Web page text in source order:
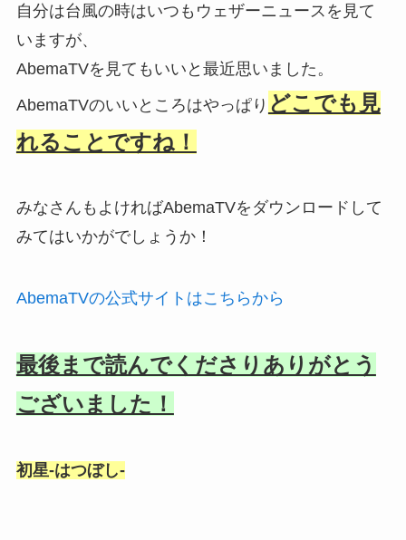
自分は台風の時はいつもウェザーニュースを見て
いますが、
AbemaTVを見てもいいと最近思いました。
AbemaTVのいいところはやっぱり どこでも見
れることですね！
みなさんもよければAbemaTVをダウンロードして
みてはいかがでしょうか！
AbemaTVの公式サイトはこちらから
最後まで読んでくださりありがとう
ございました！
初星-はつぼし-